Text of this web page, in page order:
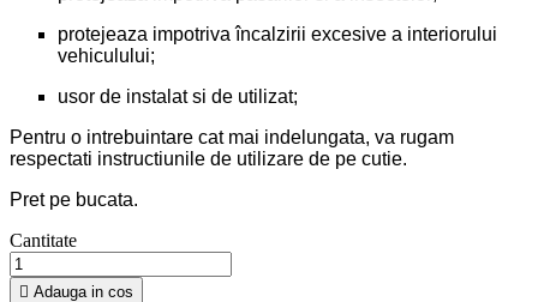
protejeaza impotriva încalzirii excesive a interiorului
vehiculului;
usor de instalat si de utilizat;
Pentru o intrebuintare cat mai indelungata, va rugam
respectati instructiunile de utilizare de pe cutie.
Pret pe bucata.
Cantitate
 Adauga in cos